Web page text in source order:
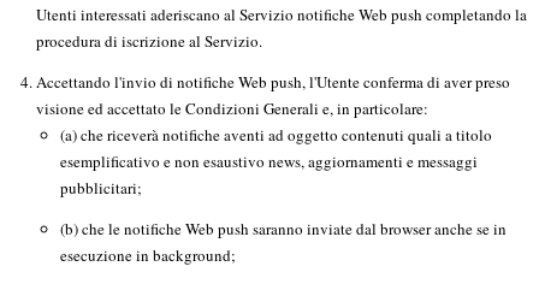
Utenti interessati aderiscano al Servizio notifiche Web push completando la
procedura di iscrizione al Servizio.
Accettando l'invio di notifiche Web push, l'Utente conferma di aver preso
visione ed accettato le Condizioni Generali e, in particolare:
(a) che riceverà notifiche aventi ad oggetto contenuti quali a titolo
esemplificativo e non esaustivo news, aggiornamenti e messaggi
pubblicitari;
(b) che le notifiche Web push saranno inviate dal browser anche se in
esecuzione in background;